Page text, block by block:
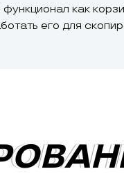
как
его для